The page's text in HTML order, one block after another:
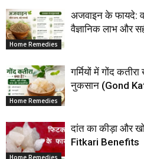
Home Remedies
अजवाइन के फायदे:
वैज्ञानिक लाभ और
Home Remedies
गर्मियों में गोंद
नुकसान (Gond
Home Remedies
दांत का कीड़ा और
Fitkari Benefits